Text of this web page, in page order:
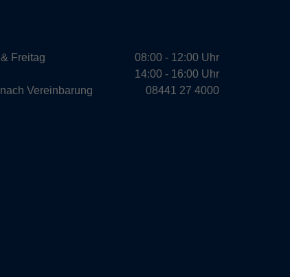
Freitag
Vereinbarung
08:00 - 12:00 Uhr
14:00 - 16:00 Uhr
08441 27 4000